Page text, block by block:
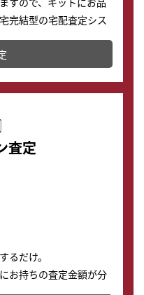
完結型の宅配査定シス
に出すことが可能で
査定
るだけ。
お持ちの査定金額が分